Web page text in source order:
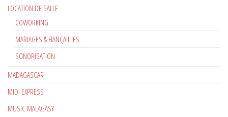
LOCATION DE SALLE
COWORKING
MARIAGES & FIANÇAILLES
SONORISATION
MADAGASCAR
MIDI EXPRESS
MUSIC MALAGASY